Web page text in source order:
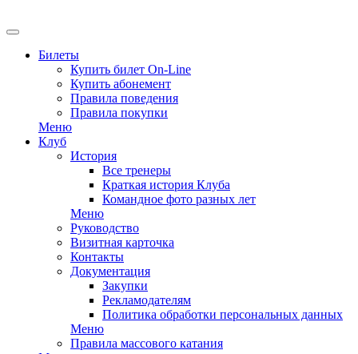
Билеты
Купить билет On-Line
Купить абонемент
Правила поведения
Правила покупки
Меню
Клуб
История
Все тренеры
Краткая история Клуба
Командное фото разных лет
Меню
Руководство
Визитная карточка
Контакты
Документация
Закупки
Рекламодателям
Политика обработки персональных данных
Меню
Правила массового катания